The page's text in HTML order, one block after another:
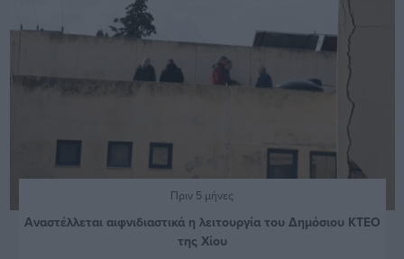
Πριν 5 μήνες
Αναστέλλεται αιφνιδιαστικά η λειτουργία του Δημόσιου ΚΤΕΟ
της Χίου